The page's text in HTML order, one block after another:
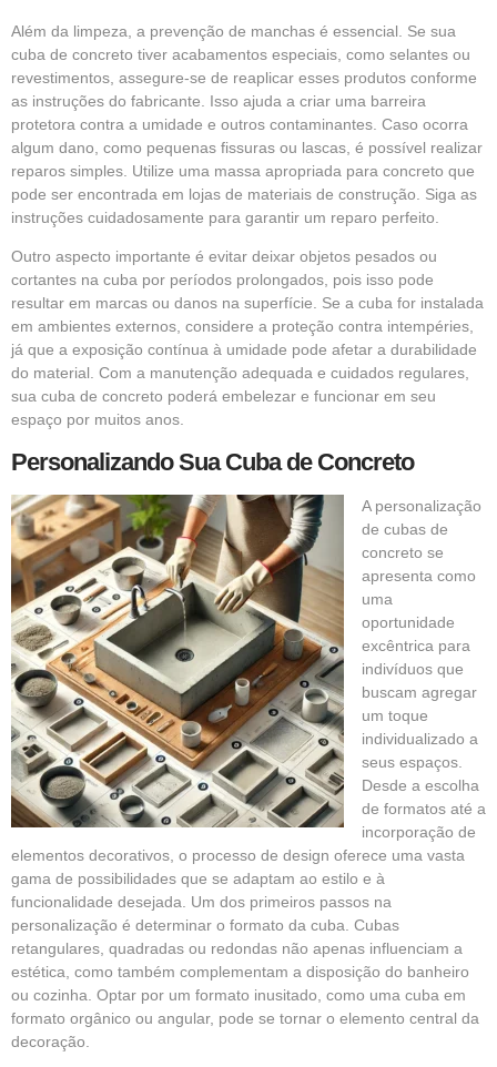
Além da limpeza, a prevenção de manchas é essencial. Se sua
cuba de concreto tiver acabamentos especiais, como selantes ou
revestimentos, assegure-se de reaplicar esses produtos conforme
as instruções do fabricante. Isso ajuda a criar uma barreira
protetora contra a umidade e outros contaminantes. Caso ocorra
algum dano, como pequenas fissuras ou lascas, é possível realizar
reparos simples. Utilize uma massa apropriada para concreto que
pode ser encontrada em lojas de materiais de construção. Siga as
instruções cuidadosamente para garantir um reparo perfeito.
Outro aspecto importante é evitar deixar objetos pesados ou
cortantes na cuba por períodos prolongados, pois isso pode
resultar em marcas ou danos na superfície. Se a cuba for instalada
em ambientes externos, considere a proteção contra intempéries,
já que a exposição contínua à umidade pode afetar a durabilidade
do material. Com a manutenção adequada e cuidados regulares,
sua cuba de concreto poderá embelezar e funcionar em seu
espaço por muitos anos.
Personalizando Sua Cuba de Concreto
A personalização
de cubas de
concreto se
apresenta como
uma
oportunidade
excêntrica para
indivíduos que
buscam agregar
um toque
individualizado a
seus espaços.
Desde a escolha
de formatos até a
incorporação de
elementos decorativos, o processo de design oferece uma vasta
gama de possibilidades que se adaptam ao estilo e à
funcionalidade desejada. Um dos primeiros passos na
personalização é determinar o formato da cuba. Cubas
retangulares, quadradas ou redondas não apenas influenciam a
estética, como também complementam a disposição do banheiro
ou cozinha. Optar por um formato inusitado, como uma cuba em
formato orgânico ou angular, pode se tornar o elemento central da
decoração.